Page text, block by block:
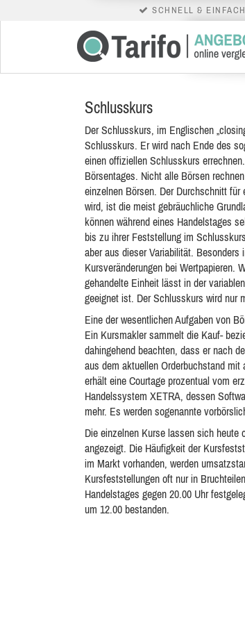
SCHNELL & EINFACH
Schlusskurs
Der Schlusskurs, im Englischen
Schlusskurs. Er wird nach Ende des
einen offiziellen Schlusskurs
Börsentages. Nicht alle Börsen
einzelnen Börsen. Der Durchschnitt
wird, ist die meist gebräuchliche
können während eines Handelstages
bis zu ihrer Feststellung im
aber aus dieser Variabilität.
Kursveränderungen bei Wertpapieren.
gehandelte Einheit lässt in der
geeignet ist. Der Schlusskurs wird nur
Eine der wesentlichen Aufgaben von
Ein Kursmakler sammelt die Kauf-
dahingehend beachten, dass er nach
aus dem aktuellen Orderbuchstand
erhält eine Courtage prozentual vom
Handelssystem XETRA, dessen
mehr. Es werden sogenannte
Die einzelnen Kurse lassen sich heute
angezeigt. Die Häufigkeit der
im Markt vorhanden, werden
Kursfeststellungen oft nur in
Handelstages gegen 20.00 Uhr
um 12.00 bestanden.